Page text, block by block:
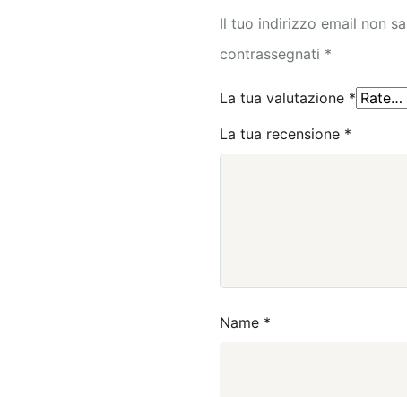
Il tuo indirizzo email non
contrassegnati *
La tua valutazione *
La tua recensione *
Name *